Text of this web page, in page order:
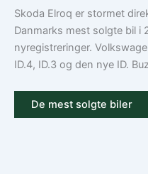
Skoda Elroq er stormet
Danmarks mest solgte bil i
nyregistreringer.
ID.4, ID.3 og den nye ID.
De mest solgte biler